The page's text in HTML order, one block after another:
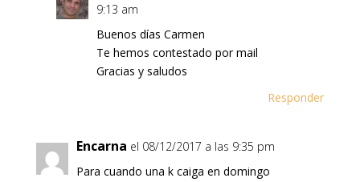
9:13 am
Buenos días Carmen
Te hemos contestado por mail
Gracias y saludos
Responder
Encarna el 08/12/2017 a las 9:35 pm
Para cuando una k caiga en domingo